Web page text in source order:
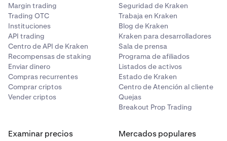
Margin trading
Trading OTC
Instituciones
API trading
Centro de API de Kraken
Recompensas de staking
Enviar dinero
Compras recurrentes
Comprar criptos
Vender criptos
Seguridad de Kraken
Trabaja en Kraken
Blog de Kraken
Kraken para desarrolladores
Sala de prensa
Programa de afiliados
Listados de activos
Estado de Kraken
Centro de Atención al cliente
Quejas
Breakout Prop Trading
Examinar precios Mercados populares